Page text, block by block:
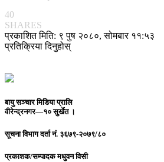
40
SHARES
प्रकाशित मिति: ९ पुष २०८०, सोमबार ११:५३
प्रतिक्रिया दिनुहोस्
बायु सञ्चार मिडिया प्रालि
वीरेन्द्रनगर—१० सुर्खेत ।
सूचना विभाग दर्ता नं. ३६७९-२०७९/८०
प्रकाशक/सम्पादकमधुवन विसी